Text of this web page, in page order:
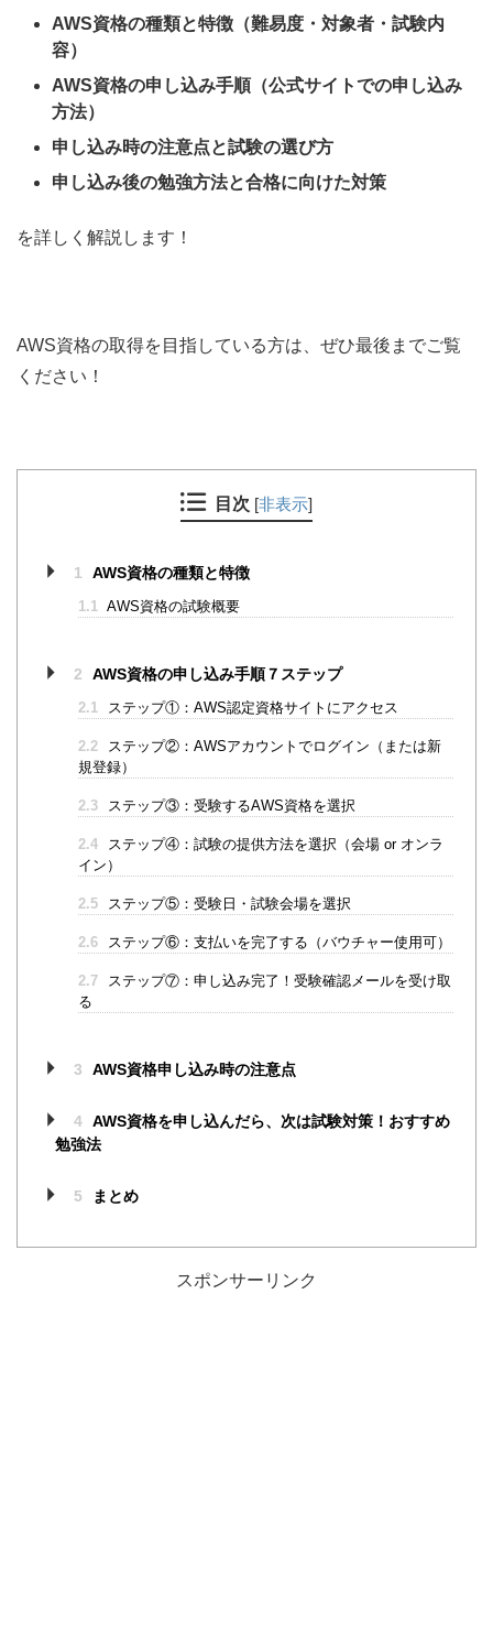
AWS資格の種類と特徴（難易度・対象者・試験内
容）
AWS資格の申し込み手順（公式サイトでの申し込み
方法）
申し込み時の注意点と試験の選び方
申し込み後の勉強方法と合格に向けた対策
を詳しく解説します！
AWS資格の取得を目指している方は、ぜひ最後までご覧
ください！
目次 [非表示]
1 AWS資格の種類と特徴
1.1 AWS資格の試験概要
2 AWS資格の申し込み手順７ステップ
2.1 ステップ①：AWS認定資格サイトにアクセス
2.2
ステップ②：AWSアカウントでログイン（または新
規登録）
2.3 ステップ③：受験するAWS資格を選択
2.4
ステップ④：試験の提供方法を選択（会場 or オンラ
イン）
2.5 ステップ⑤：受験日・試験会場を選択
2.6 ステップ⑥：支払いを完了する（バウチャー使用可）
2.7
ステップ⑦：申し込み完了！受験確認メールを受け取
る
3 AWS資格申し込み時の注意点
4 AWS資格を申し込んだら、次は試験対策！おすすめ
勉強法
5 まとめ
スポンサーリンク